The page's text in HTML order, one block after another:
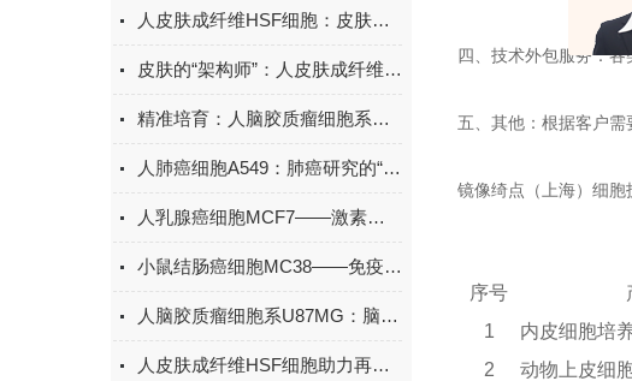
人皮肤成纤维HSF细胞：皮肤健康与修复研究的核心载体
皮肤的“架构师”：人皮肤成纤维细胞（HSF）的分布与核心作用
精准培育：人脑胶质瘤细胞系U87MG体外培养的核心条件与优化方案
人肺癌细胞A549：肺癌研究的“细胞模型”，助力抗癌突破
人乳腺癌细胞MCF7——激素受体阳性乳腺癌研究的“金标准”
小鼠结肠癌细胞MC38——免疫肿瘤学研究的明星模型
人脑胶质瘤细胞系U87MG：脑癌研究的经典模型
人皮肤成纤维HSF细胞助力再生医学新突破
四、技术外包服务：
五、其他：根据客户需
镜像绮点（上海）细胞
序号
1
内皮细胞培
2
动物上皮细